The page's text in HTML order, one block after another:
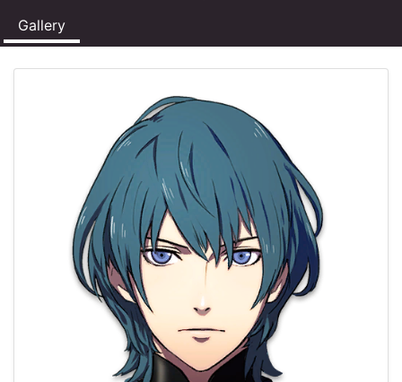
Gallery